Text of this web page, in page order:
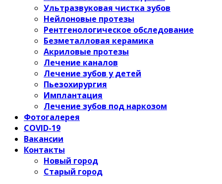
Ультразвуковая чистка зубов
Нейлоновые протезы
Рентгенологическое обследование
Безметалловая керамика
Акриловые протезы
Лечение каналов
Лечение зубов у детей
Пьезохирургия
Имплантация
Лечение зубов под наркозом
Фотогалерея
COVID-19
Вакансии
Контакты
Новый город
Старый город